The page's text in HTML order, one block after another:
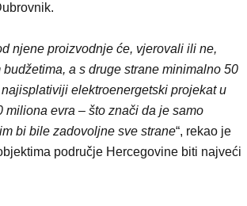
njene proizvodnje će, vjerovali ili ne,
a s druge strane minimalno 50
elektroenergetski projekat u
evra – što znači da je samo
bi bile zadovoljne sve strane“, rekao je
područje Hercegovine biti najveći